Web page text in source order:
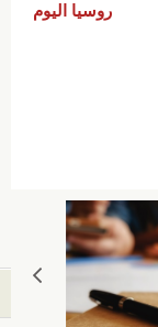
روسيا اليوم